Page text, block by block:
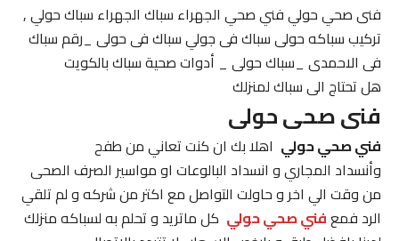
فنى صحي حولي فني صحي الجهراء سباك الجهراء سباك حولي ,
تركيب سباكه حولى سباك فى جولي سباك فى حولى _رقم سباك
فى الاحمدى _سباك حولى _ أدوات صحية سباك بالكويت
هل تحتاج الى سباك لمنزلك
فنى صحى حولى
فني صحي حولياهلا بك ان كنت تعاني من طفح
وأنسداد المجاري و انسداد البالوعات او مواسير الصرف الصحى
من وقت الي اخر و حاولت التواصل مع اكتر من شركه و لم تلقي
الرد فمعفني صحي حوليكل ماتريد و تحلم به لسباكه منزلك